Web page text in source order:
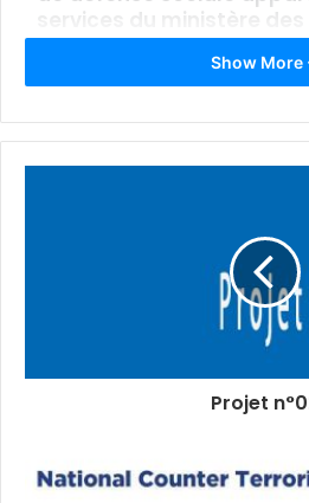
services du ministère
et des représentants du
délégués à la protection
personnes âgées.
Neila Feki, vice-
riches discussions et un
pratiques, ainsi que par
participants pour faire
situations vulnérables de
La session a
de discuter des activités
praticiens à comprendre
Show More
Projet